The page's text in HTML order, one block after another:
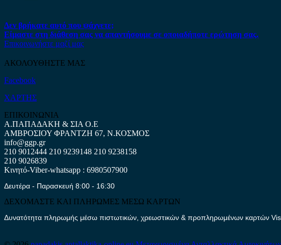
Δεν βρήκατε αυτό που ψάχνετε;
Είμαστε στη διάθεση σας να απαντήσουμε σε οποιαδήποτε ερώτηση σας.
Επικοινωνήστε μαζί μας
ΑΚΟΛΟΥΘΗΣΤΕ ΜΑΣ
Facebook
ΧΑΡΤΗΣ
ΕΠΙΚΟΙΝΩΝΙΑ
Α.ΠΑΠΑΔΑΚΗ & ΣΙΑ Ο.Ε
ΑΜΒΡΟΣΙΟΥ ΦΡΑΝΤΖΗ 67, Ν.ΚΟΣΜΟΣ
info@ggp.gr
210 9012444 210 9239148 210 9238158
210 9026839
Κινητό-Viber-whatsapp : 6980507900
Δευτέρα - Παρασκευή 8:00 - 16:30
ΔΕΧΟΜΑΣΤΕ ΚΑΙ ΠΛΗΡΩΜΕΣ ΜΕΣΩ ΚΑΡΤΩΝ
Δυνατότητα πληρωμής μέσω πιστωτικών, χρεωστικών & προπληρωμένων καρτών